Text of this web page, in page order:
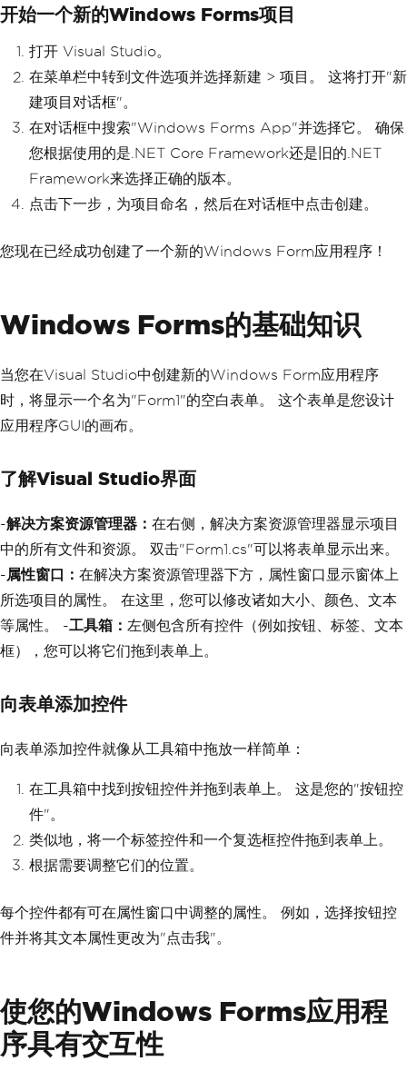
开始一个新的Windows Forms项目
打开 Visual Studio。
在菜单栏中转到文件选项并选择新建 > 项目。 这将打开"新
建项目对话框"。
在对话框中搜索"Windows Forms App"并选择它。 确保
您根据使用的是.NET Core Framework还是旧的.NET
Framework来选择正确的版本。
点击下一步，为项目命名，然后在对话框中点击创建。
您现在已经成功创建了一个新的Windows Form应用程序！
Windows Forms的基础知识
当您在Visual Studio中创建新的Windows Form应用程序
时，将显示一个名为"Form1"的空白表单。 这个表单是您设计
应用程序GUI的画布。
了解Visual Studio界面
-解决方案资源管理器： 在右侧，解决方案资源管理器显示项目
中的所有文件和资源。 双击"Form1.cs"可以将表单显示出来。
-属性窗口： 在解决方案资源管理器下方，属性窗口显示窗体上
所选项目的属性。 在这里，您可以修改诸如大小、颜色、文本
等属性。 -工具箱： 左侧包含所有控件（例如按钮、标签、文本
框），您可以将它们拖到表单上。
向表单添加控件
向表单添加控件就像从工具箱中拖放一样简单：
在工具箱中找到按钮控件并拖到表单上。 这是您的"按钮控
件"。
类似地，将一个标签控件和一个复选框控件拖到表单上。
根据需要调整它们的位置。
每个控件都有可在属性窗口中调整的属性。 例如，选择按钮控
件并将其文本属性更改为"点击我"。
使您的Windows Forms应用程
序具有交互性